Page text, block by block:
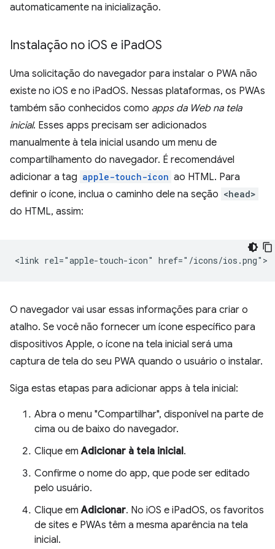
automaticamente na inicialização.
Instalação no iOS e iPadOS
Uma solicitação do navegador para instalar o PWA não
existe no iOS e no iPadOS. Nessas plataformas, os PWAs
também são conhecidos como apps da Web na tela
inicial. Esses apps precisam ser adicionados
manualmente à tela inicial usando um menu de
compartilhamento do navegador. É recomendável
adicionar a tag apple-touch-icon ao HTML. Para
definir o ícone, inclua o caminho dele na seção <head>
do HTML, assim:
O navegador vai usar essas informações para criar o
atalho. Se você não fornecer um ícone específico para
dispositivos Apple, o ícone na tela inicial será uma
captura de tela do seu PWA quando o usuário o instalar.
Siga estas etapas para adicionar apps à tela inicial:
Abra o menu "Compartilhar", disponível na parte de
cima ou de baixo do navegador.
Clique emAdicionar à tela inicial.
Confirme o nome do app, que pode ser editado
pelo usuário.
Clique emAdicionar. No iOS e iPadOS, os favoritos
de sites e PWAs têm a mesma aparência na tela
inicial.